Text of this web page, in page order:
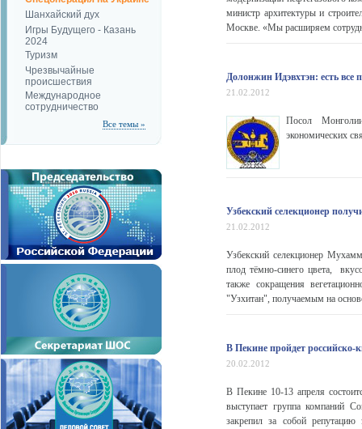
Шанхайский дух
Игры Будущего - Казань
2024
Туризм
Чрезвычайные
происшествия
Международное
сотрудничество
Все темы »
министр архитектуры и
Москве. «Мы расширяем
Долонжин Идэвхтэн: есть
21.02.2012
Посол
экономических
Узбекский селекционер
21.02.2012
Узбекский селекционер
плод тёмно-синего цвета,
также сокращения
"Узхитан", получаемым на
В Пекине пройдет российско-
20.02.2012
В Пекине 10-13 апреля
выступает группа компаний
закрепил за собой репутацию